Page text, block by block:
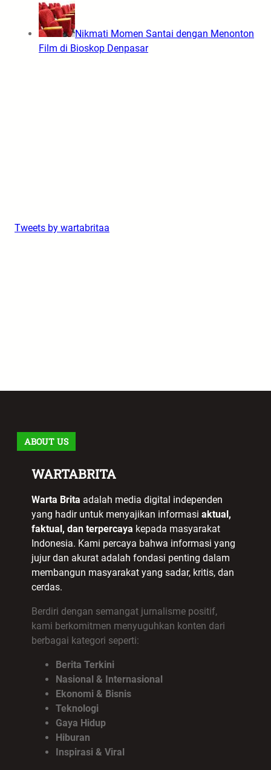
Nikmati Momen Santai dengan Menonton
Film di Bioskop Denpasar
Tweets by wartabritaa
ABOUT US
WARTABRITA
Warta Brita adalah media digital independen
yang hadir untuk menyajikan informasi aktual,
faktual, dan terpercaya kepada masyarakat
Indonesia. Kami percaya bahwa informasi yang
jujur dan akurat adalah fondasi penting dalam
membangun masyarakat yang sadar, kritis, dan
cerdas.
Berdiri dengan semangat jurnalisme positif,
kami berkomitmen menyuguhkan konten dari
berbagai kategori seperti:
Berita Terkini
Nasional & Internasional
Ekonomi & Bisnis
Teknologi
Gaya Hidup
Hiburan
Inspirasi & Viral